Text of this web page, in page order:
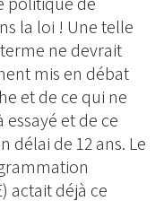
la loi ! Une telle
ne devrait
mis en débat
et de ce qui ne
essayé et de ce
délai de 12 ans. Le
actait déjà ce